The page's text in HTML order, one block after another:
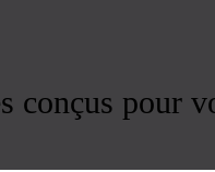
conçus pour